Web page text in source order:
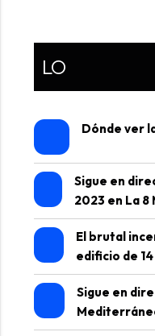
LO
Dónde ver
Sigue en
2023 en La
El brutal
edificio de
Sigue en